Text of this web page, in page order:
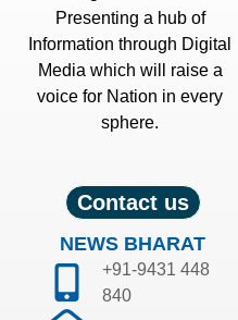
Presenting a hub of
Information through Digital
Media which will raise a
voice for Nation in every
sphere.
Contact us
NEWS BHARAT
+91-9431 448
840